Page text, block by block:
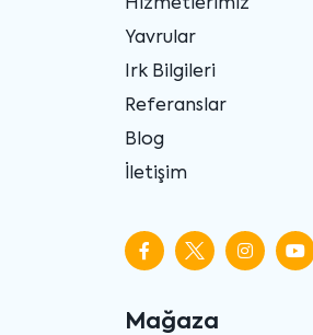
Hizmetlerimiz
Yavrular
Irk Bilgileri
Referanslar
Blog
İletişim
Mağaza